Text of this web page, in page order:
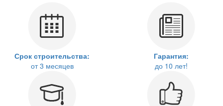
Срок строительства:
от 3 месяцев
Гарантия:
до 10 лет!